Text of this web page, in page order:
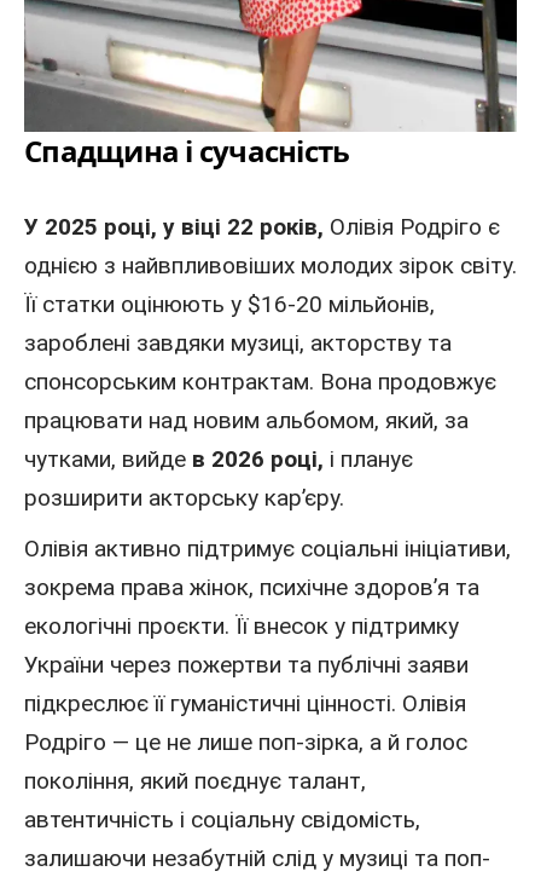
Спадщина і сучасність
У 2025 році, у віці 22 років, Олівія Родріго є
однією з найвпливовіших молодих зірок світу.
Її статки оцінюють у $16-20 мільйонів,
зароблені завдяки музиці, акторству та
спонсорським контрактам. Вона продовжує
працювати над новим альбомом, який, за
чутками, вийде в 2026 році, і планує
розширити акторську кар’єру.
Олівія активно підтримує соціальні ініціативи,
зокрема права жінок, психічне здоров’я та
екологічні проєкти. Її внесок у підтримку
України через пожертви та публічні заяви
підкреслює її гуманістичні цінності. Олівія
Родріго — це не лише поп-зірка, а й голос
покоління, який поєднує талант,
автентичність і соціальну свідомість,
залишаючи незабутній слід у музиці та поп-